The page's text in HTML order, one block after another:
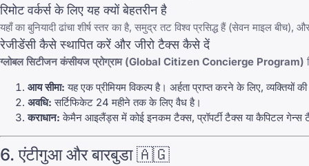
रिमोट वर्कर्स के लिए यह क्यों बेहतरीन है
यहाँ का बुनियादी ढांचा शीर्ष स्तर का है, समुद्र तट विश्व प्रसिद्ध हैं (सेवन माइल
रेजीडेंसी कैसे स्थापित करें और जीरो टैक्स कैसे दें
ग्लोबल सिटीजन कंसीयज प्रोग्राम (Global Citizen Concierge Program)
आय सीमा: यह एक प्रीमियम विकल्प है। अर्हता प्राप्त करने के लिए,
अवधि: सर्टिफिकेट 24 महीने तक के लिए वैध है।
कराधान: केमैन आइलैंड्स में कोई इनकम टैक्स, प्रॉपर्टी टैक्स या कैपिटल
6. एंटीगुआ और बारबुडा 🇦🇬